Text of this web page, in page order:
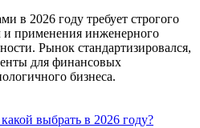
в 2026 году требует строгого
применения инженерного
Рынок стандартизировался,
для финансовых
бизнеса.
выбрать в 2026 году?